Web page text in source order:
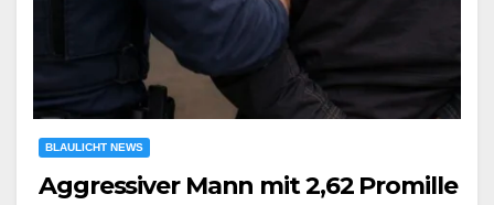
BLAULICHT NEWS
Aggressiver Mann mit 2,62 Promille